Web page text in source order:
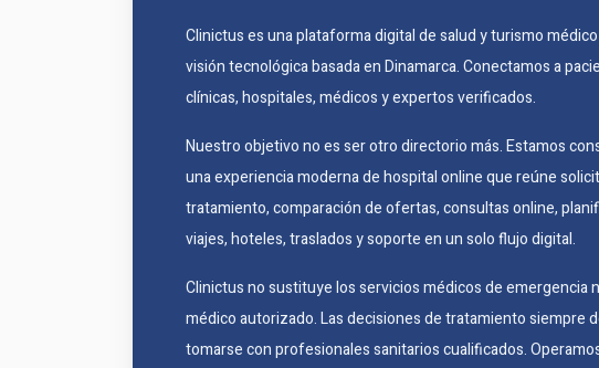
Clinictus es una plataforma digital de salud y turismo
visión tecnológica basada en Dinamarca. Conectamos a
clínicas, hospitales, médicos y expertos verificados.
Nuestro objetivo no es ser otro directorio más. Estamos
una experiencia moderna de hospital online que reúne
tratamiento, comparación de ofertas, consultas online,
viajes, hoteles, traslados y soporte en un solo flujo digital.
Clinictus no sustituye los servicios médicos de emergencia
médico autorizado. Las decisiones de tratamiento siempre
tomarse con profesionales sanitarios cualificados.